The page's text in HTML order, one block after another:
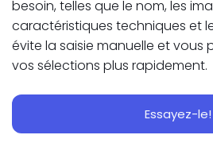
besoin, telles que le nom, les
caractéristiques techniques et
évite la saisie manuelle et vous
vos sélections plus rapidement.
Essayez-le!